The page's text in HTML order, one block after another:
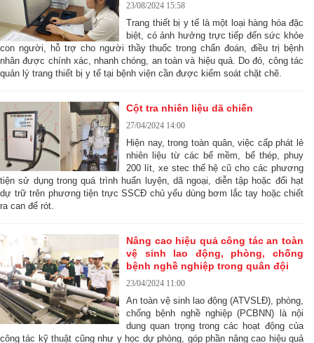
23/08/2024 15:58
Trang thiết bị y tế là một loại hàng hóa đặc
biệt, có ảnh hưởng trực tiếp đến sức khỏe
con người, hỗ trợ cho người thầy thuốc trong chẩn đoán, điều trị bệnh
nhân được chính xác, nhanh chóng, an toàn và hiệu quả. Do đó, công tác
quản lý trang thiết bị y tế tại bệnh viện cần được kiểm soát chặt chẽ.
Cột tra nhiên liệu dã chiến
27/04/2024 14:00
Hiện nay, trong toàn quân, việc cấp phát lẻ
nhiên liệu từ các bể mềm, bể thép, phuy
200 lít, xe stec thế hệ cũ cho các phương
tiện sử dụng trong quá trình huấn luyện, dã ngoại, diễn tập hoặc đổi hạt
dự trữ trên phương tiện trực SSCĐ chủ yếu dùng bơm lắc tay hoặc chiết
ra can để rót.
Nâng cao hiệu quả công tác an toàn
vệ sinh lao động, phòng, chống
bệnh nghề nghiệp trong quân đội
23/04/2024 11:00
An toàn vệ sinh lao động (ATVSLĐ), phòng,
chống bệnh nghề nghiệp (PCBNN) là nội
dung quan trọng trong các hoạt động của
công tác kỹ thuật cũng như y học dự phòng, góp phần nâng cao hiệu quả